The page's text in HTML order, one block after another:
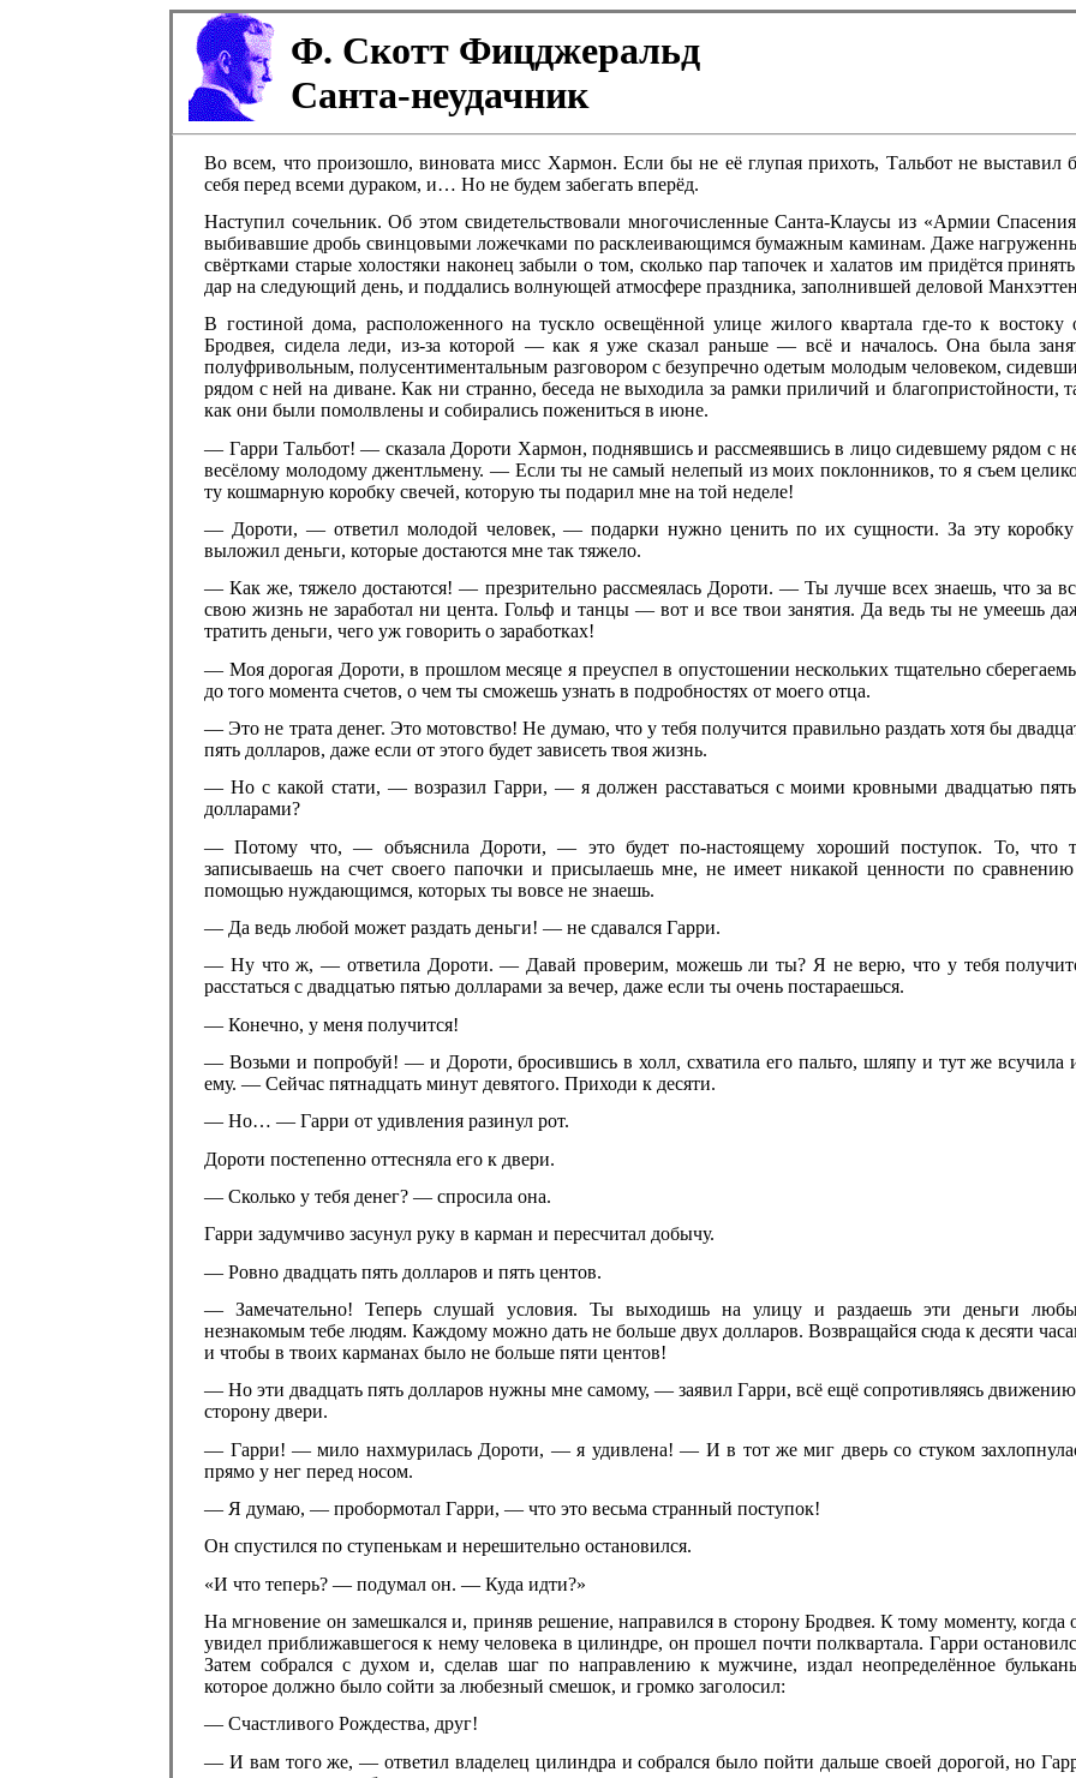
Ф. Скотт Фицджеральд
Санта-неудачник
Во всем, что произошло, виновата мисс Хармон. Если бы не её глупая прихоть, Тальбот не выставил
себя перед всеми дураком, и… Но не будем забегать вперёд.
Наступил сочельник. Об этом свидетельствовали многочисленные Санта-Клаусы из «Армии
выбивавшие дробь свинцовыми ложечками по расклеивающимся бумажным каминам. Даже
свёртками старые холостяки наконец забыли о том, сколько пар тапочек и халатов им придётся
дар на следующий день, и поддались волнующей атмосфере праздника, заполнившей деловой
В гостиной дома, расположенного на тускло освещённой улице жилого квартала где-то к востоку
Бродвея, сидела леди, из-за которой — как я уже сказал раньше — всё и началось. Она была
полуфривольным, полусентиментальным разговором с безупречно одетым молодым человеком,
рядом с ней на диване. Как ни странно, беседа не выходила за рамки приличий и благопристойности,
как они были помолвлены и собирались пожениться в июне.
— Гарри Тальбот! — сказала Дороти Хармон, поднявшись и рассмеявшись в лицо сидевшему рядом с
весёлому молодому джентльмену. — Если ты не самый нелепый из моих поклонников, то я съем
ту кошмарную коробку свечей, которую ты подарил мне на той неделе!
— Дороти, — ответил молодой человек, — подарки нужно ценить по их сущности. За эту
выложил деньги, которые достаются мне так тяжело.
— Как же, тяжело достаются! — презрительно рассмеялась Дороти. — Ты лучше всех знаешь, что за
свою жизнь не заработал ни цента. Гольф и танцы — вот и все твои занятия. Да ведь ты не умеешь
тратить деньги, чего уж говорить о заработках!
— Моя дорогая Дороти, в прошлом месяце я преуспел в опустошении нескольких тщательно
до того момента счетов, о чем ты сможешь узнать в подробностях от моего отца.
— Это не трата денег. Это мотовство! Не думаю, что у тебя получится правильно раздать хотя бы
пять долларов, даже если от этого будет зависеть твоя жизнь.
— Но с какой стати, — возразил Гарри, — я должен расставаться с моими кровными двадцатью
долларами?
— Потому что, — объяснила Дороти, — это будет по-настоящему хороший поступок. То, что
записываешь на счет своего папочки и присылаешь мне, не имеет никакой ценности по
помощью нуждающимся, которых ты вовсе не знаешь.
— Да ведь любой может раздать деньги! — не сдавался Гарри.
— Ну что ж, — ответила Дороти. — Давай проверим, можешь ли ты? Я не верю, что у тебя
расстаться с двадцатью пятью долларами за вечер, даже если ты очень постараешься.
— Конечно, у меня получится!
— Возьми и попробуй! — и Дороти, бросившись в холл, схватила его пальто, шляпу и тут же всучила
ему. — Сейчас пятнадцать минут девятого. Приходи к десяти.
— Но… — Гарри от удивления разинул рот.
Дороти постепенно оттесняла его к двери.
— Сколько у тебя денег? — спросила она.
Гарри задумчиво засунул руку в карман и пересчитал добычу.
— Ровно двадцать пять долларов и пять центов.
— Замечательно! Теперь слушай условия. Ты выходишь на улицу и раздаешь эти деньги
незнакомым тебе людям. Каждому можно дать не больше двух долларов. Возвращайся сюда к десяти
и чтобы в твоих карманах было не больше пяти центов!
— Но эти двадцать пять долларов нужны мне самому, — заявил Гарри, всё ещё сопротивляясь
сторону двери.
— Гарри! — мило нахмурилась Дороти, — я удивлена! — И в тот же миг дверь со стуком
прямо у нег перед носом.
— Я думаю, — пробормотал Гарри, — что это весьма странный поступок!
Он спустился по ступенькам и нерешительно остановился.
«И что теперь? — подумал он. — Куда идти?»
На мгновение он замешкался и, приняв решение, направился в сторону Бродвея. К тому моменту, когда
увидел приближавшегося к нему человека в цилиндре, он прошел почти полквартала. Гарри
Затем собрался с духом и, сделав шаг по направлению к мужчине, издал неопределённое
которое должно было сойти за любезный смешок, и громко заголосил:
— Счастливого Рождества, друг!
— И вам того же, — ответил владелец цилиндра и собрался было пойти дальше своей дорогой, но